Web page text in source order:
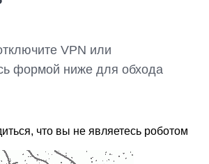
VPN или
формой ниже для обхода
что вы не являетесь роботом